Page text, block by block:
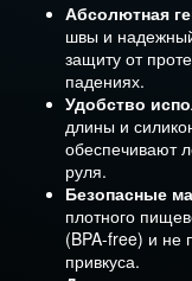
Абсолютная
швы и
защиту от
падениях.
Удобство
длины и
обеспечивают
руля.
Безопасные
плотного
(BPA-free) и не
привкуса.